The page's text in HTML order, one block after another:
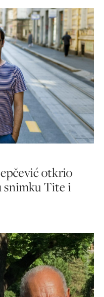
otkrio
snimku Tite i